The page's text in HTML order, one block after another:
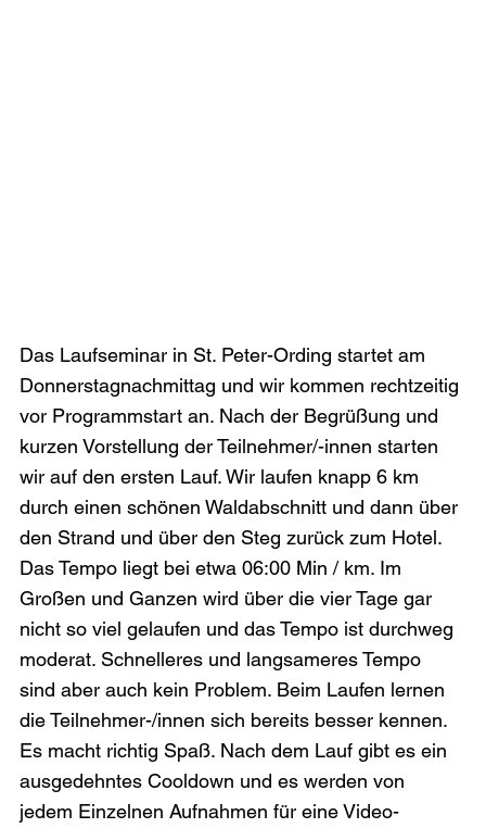
Das Laufseminar in St. Peter-Ording startet am
Donnerstagnachmittag und wir kommen rechtzeitig
vor Programmstart an. Nach der Begrüßung und
kurzen Vorstellung der Teilnehmer/-innen starten
wir auf den ersten Lauf. Wir laufen knapp 6 km
durch einen schönen Waldabschnitt und dann über
den Strand und über den Steg zurück zum Hotel.
Das Tempo liegt bei etwa 06:00 Min / km. Im
Großen und Ganzen wird über die vier Tage gar
nicht so viel gelaufen und das Tempo ist durchweg
moderat. Schnelleres und langsameres Tempo
sind aber auch kein Problem. Beim Laufen lernen
die Teilnehmer-/innen sich bereits besser kennen.
Es macht richtig Spaß. Nach dem Lauf gibt es ein
ausgedehntes Cooldown und es werden von
jedem Einzelnen Aufnahmen für eine Video-